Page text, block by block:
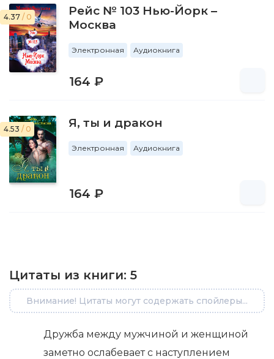
4.37 / 0
Рейс № 103 Нью-Йорк –
Москва
Электронная Аудиокнига
164 ₽
4.53 / 0 Я, ты и дракон
Электронная Аудиокнига
164 ₽
Цитаты из книги: 5
Внимание! Цитаты могут содержать спойлеры...
Дружба между мужчиной и женщиной
заметно ослабевает с наступлением